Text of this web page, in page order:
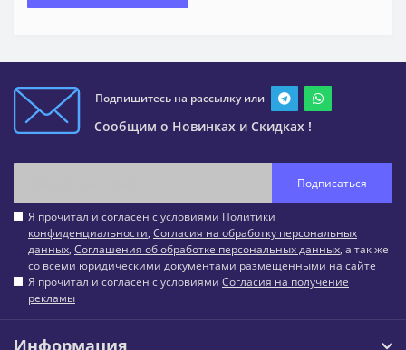
Подпишитесь на рассылку или
Сообщим о Новинках и Скидках !
Подписаться
Я прочитал и согласен с условиями Политики
конфиденциальности, Согласия на обработку персональных
данных, Соглашения об обработке персональных данных, а так же
со всеми юридическими документами размещенными на сайте
Я прочитал и согласен с условиями Согласия на получение
рекламы